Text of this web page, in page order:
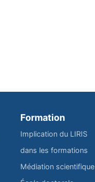
Formation
Implication du LIRIS
dans les formations
Médiation scientifique